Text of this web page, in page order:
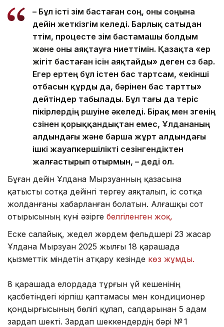
– Бұл істі өзім бастаған соң, оны соңына
дейін жеткізгім келеді. Барлық сатыдан
өттім, процесте өзім бастамашы болдым
және оны аяқтауға ниеттімін. Қазақта «ер
жігіт бастаған ісін аяқтайды» деген сөз бар.
Егер ертең бұл істен бас тартсам, «екінші
отбасын құрды да, бәрінен бас тартты»
дейтіндер табылады. Бұл тағы да теріс
пікірлердің өршуіне әкеледі. Бірақ мен өзгенің
сөзінен қорыққандықтан емес, Ұлдананың
алдындағы және барша жұрт алдындағы
ішкі жауапкершілікті сезінгендіктен
жалғастырып отырмын, – деді ол.
Бұған дейін Ұлдана Мырзуанның қазасына
қатысты сотқа дейінгі тергеу аяқталып, іс сотқа
жолданғаны хабарланған болатын. Алғашқы сот
отырысының күні әзірге белгіленген жоқ.
Еске салайық, жедел жәрдем фельдшері 23 жасар
Ұлдана Мырзуан 2025 жылғы 18 қарашада
қызметтік міндетін атқару кезінде көз жұмды.
8 қарашада елордада тұрғын үй кешенінің
қасбетіндегі кірпіш қаптамасы мен кондиционер
қондырғысының бөлігі құлап, салдарынан 5 адам
зардап шекті. Зардап шеккендердің бәрі № 1